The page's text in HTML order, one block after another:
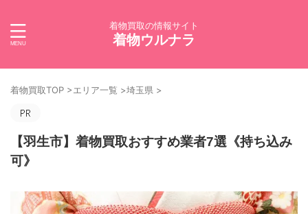
着物買取の情報サイト
着物ウルナラ
着物買取TOP >エリア一覧 >埼玉県 >
【羽生市】着物買取おすすめ業者7選《持ち込み
可》